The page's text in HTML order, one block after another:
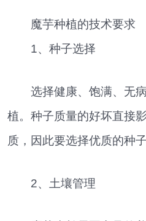
魔芋种植的技术要求
1、种子选择
选择健康、饱满、无病
植。种子质量的好坏直接
质，因此要选择优质的种
2、土壤管理